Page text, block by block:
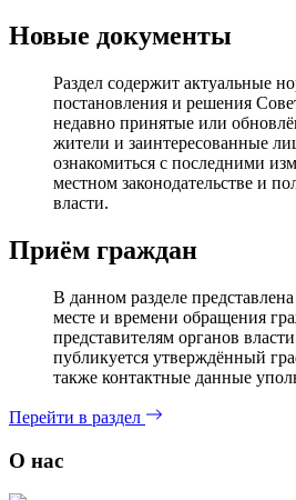
Новые документы
Раздел содержит актуальные
постановления и решения
недавно принятые или
жители и заинтересованные
ознакомиться с последними
местном законодательстве и
власти.
Приём граждан
В данном разделе
месте и времени обращения
представителям органов
публикуется утверждённый
также контактные данные
Перейти в раздел
О нас